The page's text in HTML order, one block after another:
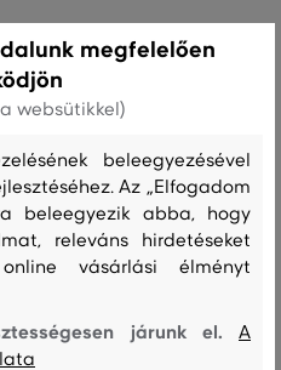
PS24
Termék kódja
megfelelően
websütikkel)
beleegyezésével
Az „Elfogadom
beleegyezik abba, hogy
releváns hirdetéseket
vásárlási élményt
járunk el.A